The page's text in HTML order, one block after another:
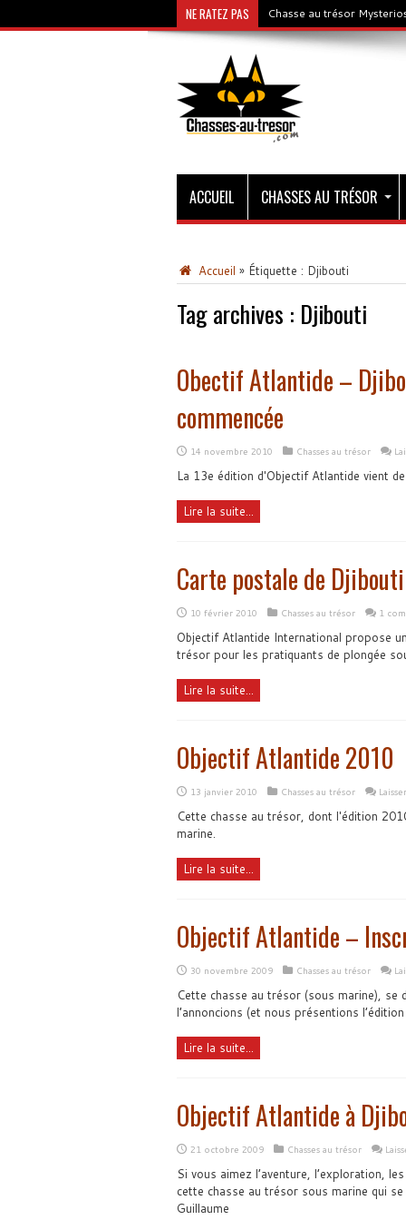
NE RATEZ PAS Chasse au trésor
ACCUEIL CHASSES AU TRÉSOR
Accueil » Étiquette : Djibouti
Tag archives : Djibouti
Obectif Atlantide –
commencée
14 novembre 2010 Chasses au trésor
La 13e édition d'Objectif Atlantide vient
Lire la suite...
Carte postale de Djibouti
10 février 2010 Chasses au trésor 1
Objectif Atlantide International propose
trésor pour les pratiquants de plongée
Lire la suite...
Objectif Atlantide 2010
13 janvier 2010 Chasses au trésor
Cette chasse au trésor, dont l'édition
marine.
Lire la suite...
Objectif Atlantide –
30 novembre 2009 Chasses au trésor
Cette chasse au trésor (sous marine),
l’annoncions (et nous présentions
Lire la suite...
Objectif Atlantide à
21 octobre 2009 Chasses au trésor
Si vous aimez l’aventure, l’exploration,
cette chasse au trésor sous marine qui
Guillaume